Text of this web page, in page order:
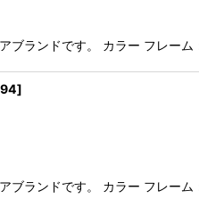
ブランドです。 カラー フレー
]
ブランドです。 カラー フレー